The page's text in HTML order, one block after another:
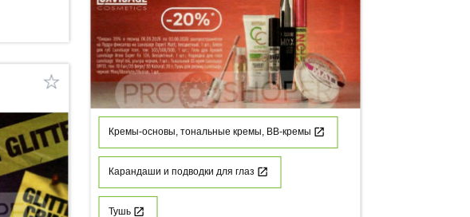
Кремы-основы, тональные кремы, ВВ-кремы
Карандаши и подводки для глаз
Тушь